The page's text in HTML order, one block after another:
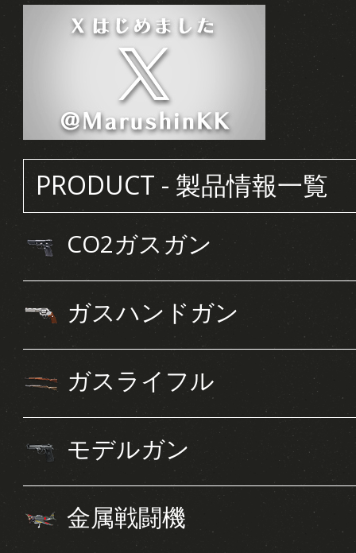
PRODUCT - 製品情報一覧
CO2ガスガン
ガスハンドガン
ガスライフル
モデルガン
金属戦闘機